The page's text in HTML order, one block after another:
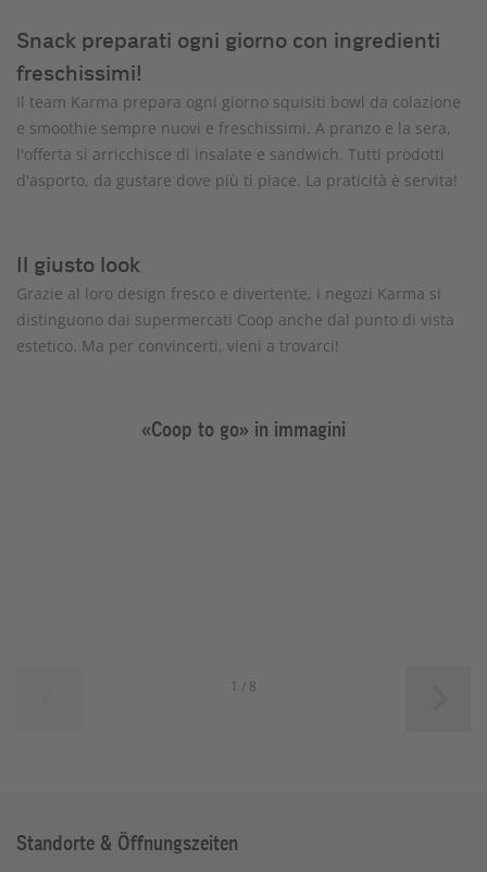
Snack preparati ogni giorno con ingredienti
freschissimi!
Il team Karma prepara ogni giorno squisiti bowl da colazione
e smoothie sempre nuovi e freschissimi. A pranzo e la sera,
l'offerta si arricchisce di insalate e sandwich. Tutti prodotti
d'asporto, da gustare dove più ti piace. La praticità è servita!
Il giusto look
Grazie al loro design fresco e divertente, i negozi Karma si
distinguono dai supermercati Coop anche dal punto di vista
estetico. Ma per convincerti, vieni a trovarci!
«Coop to go» in immagini
1 / 8
Standorte & Öffnungszeiten